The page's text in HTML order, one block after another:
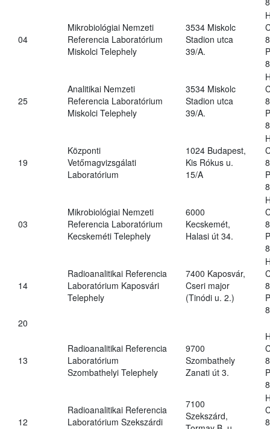
04
Mikrobiológiai Nemzeti
Referencia Laboratórium
Miskolci Telephely
3534 Miskolc
Stadion utca
39/A.
25
Analitikai Nemzeti
Referencia Laboratórium
Miskolci Telephely
3534 Miskolc
Stadion utca
39/A.
19
Központi
Vetőmagvizsgálati
Laboratórium
1024 Budapest,
Kis Rókus u.
15/A
03
Mikrobiológiai Nemzeti
Referencia Laboratórium
Kecskeméti Telephely
6000
Kecskemét,
Halasi út 34.
14
Radioanalitikai Referencia
Laboratórium Kaposvári
Telephely
7400 Kaposvár,
Cseri major
(Tinódi u. 2.)
20
13
Radioanalitikai Referencia
Laboratórium
Szombathelyi Telephely
9700
Szombathely
Zanati út 3.
12
Radioanalitikai Referencia
Laboratórium Szekszárdi
7100
Szekszárd,